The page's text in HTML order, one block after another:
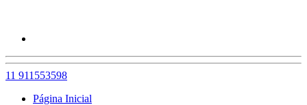
11 911553598
Página Inicial